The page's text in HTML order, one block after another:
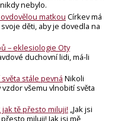
nebylo.
matkou Církev má
děti, aby je dovedla na
– eklesiologie Oty
duchovní lidi, má-li
stále pevná Nikoli
všemu vlnobití světa
jak tě přesto miluji! „Jak jsi
miluji! Jak jsi mě